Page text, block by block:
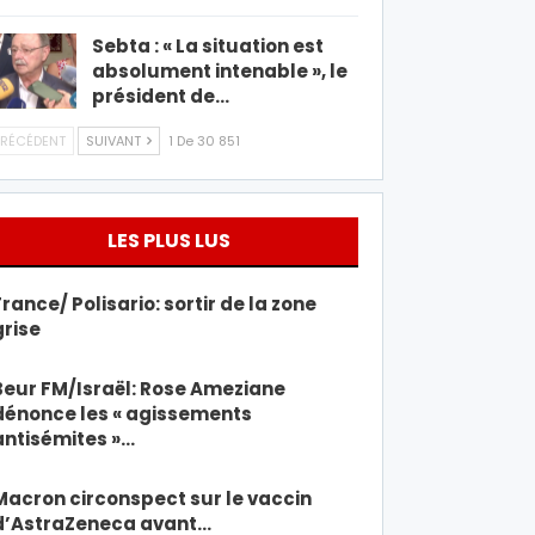
Sebta : « La situation est
absolument intenable », le
président de…
SUIVANT 1 De 30 851
LES PLUS LUS
Polisario: sortir de la zone
FM/Israël: Rose Ameziane
les « agissements
»…
circonspect sur le vaccin
avant…